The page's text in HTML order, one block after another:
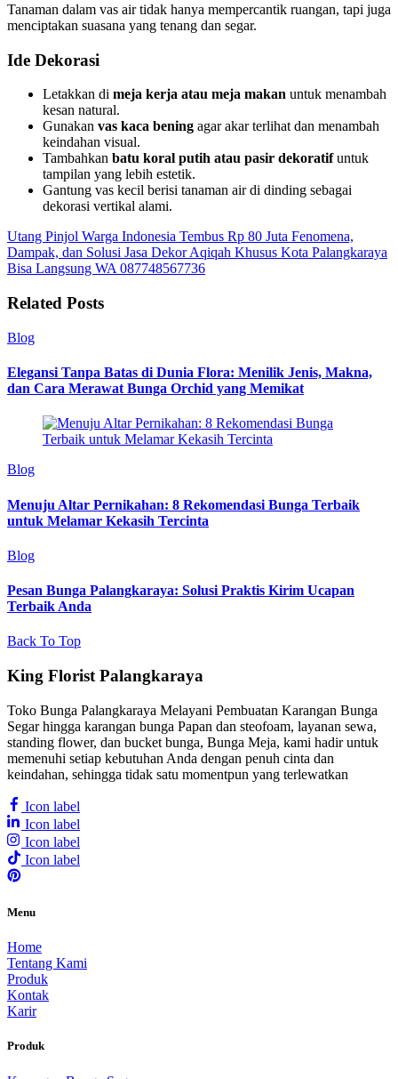
Tanaman dalam vas air tidak hanya mempercantik ruangan, tapi juga
menciptakan suasana yang tenang dan segar.
Ide Dekorasi
Letakkan di meja kerja atau meja makan untuk menambah
kesan natural.
Gunakan vas kaca bening agar akar terlihat dan menambah
keindahan visual.
Tambahkan batu koral putih atau pasir dekoratifuntuk
tampilan yang lebih estetik.
Gantung vas kecil berisi tanaman air di dinding sebagai
dekorasi vertikal alami.
Utang Pinjol Warga Indonesia Tembus Rp 80 Juta Fenomena,
Dampak, dan Solusi Jasa Dekor Aqiqah Khusus Kota Palangkaraya
Bisa Langsung WA 087748567736
Related Posts
Blog
Elegansi Tanpa Batas di Dunia Flora: Menilik Jenis, Makna,
dan Cara Merawat Bunga Orchid yang Memikat
Blog
Menuju Altar Pernikahan: 8 Rekomendasi Bunga Terbaik
untuk Melamar Kekasih Tercinta
Blog
Pesan Bunga Palangkaraya: Solusi Praktis Kirim Ucapan
Terbaik Anda
Back To Top
King Florist Palangkaraya
Toko Bunga Palangkaraya Melayani Pembuatan Karangan Bunga
Segar hingga karangan bunga Papan dan steofoam, layanan sewa,
standing flower, dan bucket bunga, Bunga Meja, kami hadir untuk
memenuhi setiap kebutuhan Anda dengan penuh cinta dan
keindahan, sehingga tidak satu momentpun yang terlewatkan
Icon label
Icon label
Icon label
Icon label
Menu
Home
Tentang Kami
Produk
Kontak
Karir
Produk